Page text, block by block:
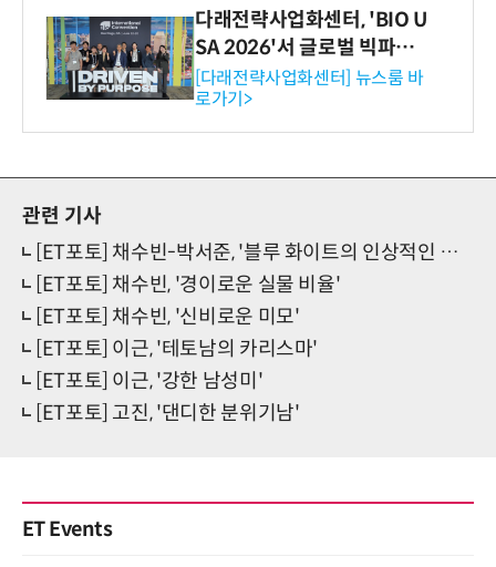
다래전략사업화센터, 'BIO U
SA 2026'서 글로벌 빅파마
와의 비즈니스 미팅 지원…K
-바이오 해외 진출 교두보 확
보
[다래전략사업화센터] 뉴스룸 바
로가기>
관련 기사
[ET포토] 채수빈-박서준, '블루 화이트의 인상적인 조합'
[ET포토] 채수빈, '경이로운 실물 비율'
[ET포토] 채수빈, '신비로운 미모'
[ET포토] 이근, '테토남의 카리스마'
[ET포토] 이근, '강한 남성미'
[ET포토] 고진, '댄디한 분위기남'
ET Events